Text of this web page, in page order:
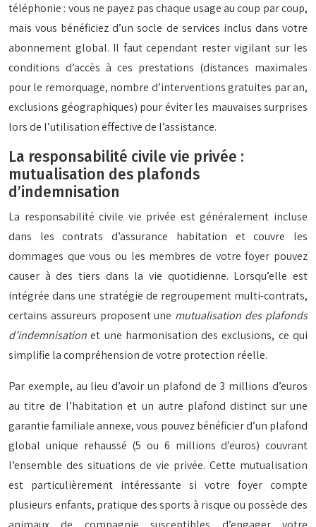
téléphonie : vous ne payez pas chaque usage au coup par coup,
mais vous bénéficiez d’un socle de services inclus dans votre
abonnement global. Il faut cependant rester vigilant sur les
conditions d’accès à ces prestations (distances maximales
pour le remorquage, nombre d’interventions gratuites par an,
exclusions géographiques) pour éviter les mauvaises surprises
lors de l’utilisation effective de l’assistance.
La responsabilité civile vie privée :
mutualisation des plafonds
d’indemnisation
La responsabilité civile vie privée est généralement incluse
dans les contrats d’assurance habitation et couvre les
dommages que vous ou les membres de votre foyer pouvez
causer à des tiers dans la vie quotidienne. Lorsqu’elle est
intégrée dans une stratégie de regroupement multi-contrats,
certains assureurs proposent une mutualisation des plafonds
d’indemnisation et une harmonisation des exclusions, ce qui
simplifie la compréhension de votre protection réelle.
Par exemple, au lieu d’avoir un plafond de 3 millions d’euros
au titre de l’habitation et un autre plafond distinct sur une
garantie familiale annexe, vous pouvez bénéficier d’un plafond
global unique rehaussé (5 ou 6 millions d’euros) couvrant
l’ensemble des situations de vie privée. Cette mutualisation
est particulièrement intéressante si votre foyer compte
plusieurs enfants, pratique des sports à risque ou possède des